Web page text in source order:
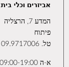
אביזרים וכלי בית
המדע 7, הרצליה
פיתוח
טל. 09.9717006
א-ה 09:00-19:00